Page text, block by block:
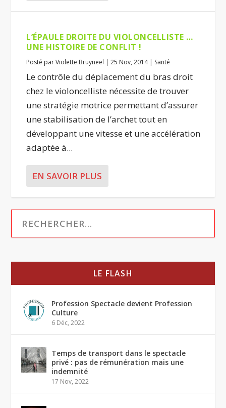
L’ÉPAULE DROITE DU VIOLONCELLISTE …
UNE HISTOIRE DE CONFLIT !
Posté parViolette Bruyneel |25 Nov, 2014| Santé
Le contrôle du déplacement du bras droit
chez le violoncelliste nécessite de trouver
une stratégie motrice permettant d’assurer
une stabilisation de l’archet tout en
développant une vitesse et une accélération
adaptée à...
EN SAVOIR PLUS
LE FLASH
Profession Spectacle devient Profession
Culture
6 Déc, 2022
Temps de transport dans le spectacle
privé : pas de rémunération mais une
indemnité
17 Nov, 2022